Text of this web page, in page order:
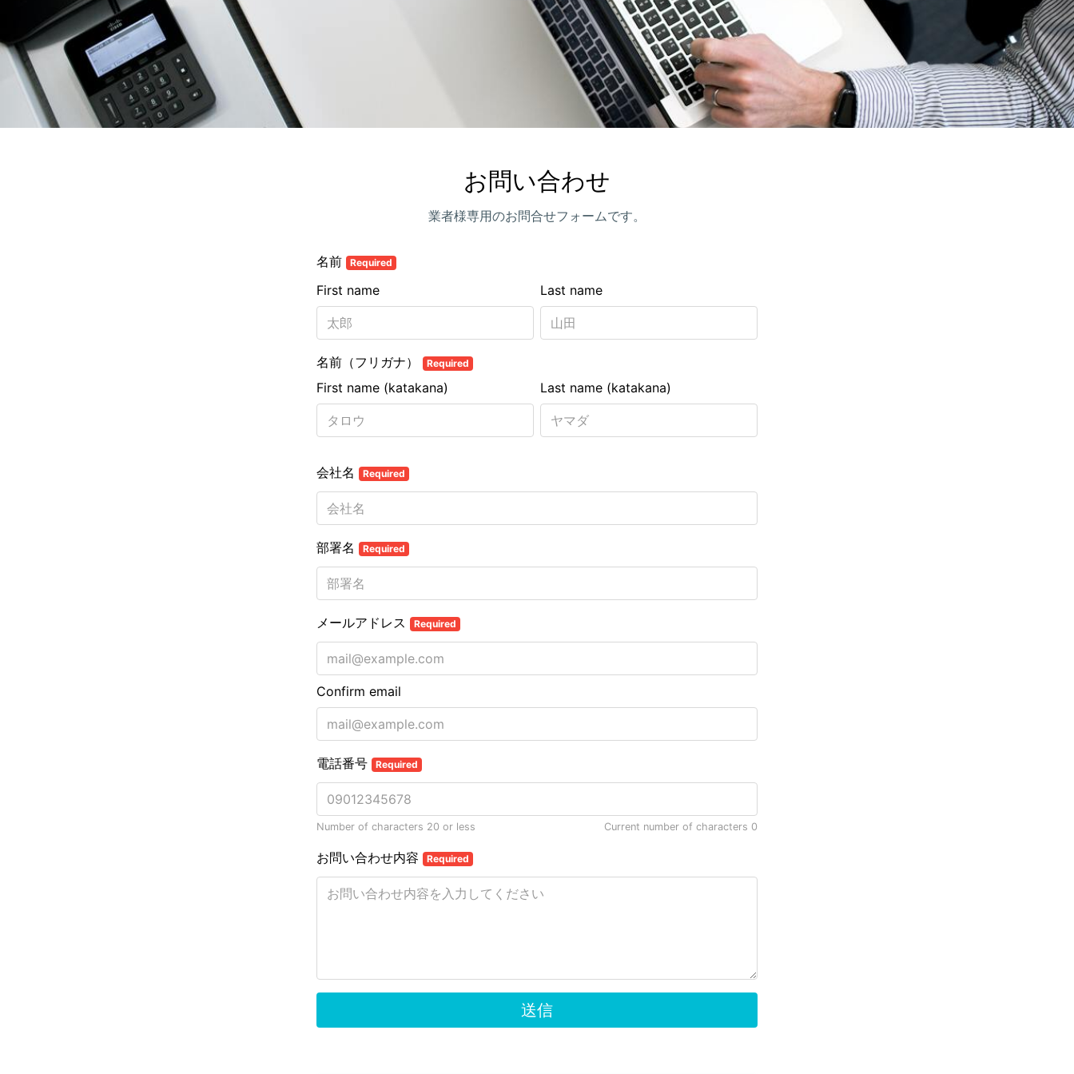
お問い合わせ
業者様専用のお問合せフォームです。
名前 Required
Last name
First name
名前（フリガナ） Required
Last name (katakana)
First name (katakana)
会社名 Required
部署名 Required
メールアドレス Required
Confirm email
電話番号 Required
Number of characters 20 or less Current number of characters 0
お問い合わせ内容 Required
送信